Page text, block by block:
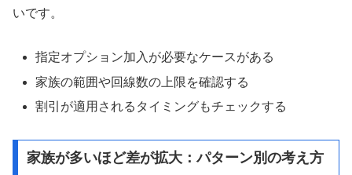
いです。
指定オプション加入が必要なケースがある
家族の範囲や回線数の上限を確認する
割引が適用されるタイミングもチェックする
家族が多いほど差が拡大：パターン別の考え方